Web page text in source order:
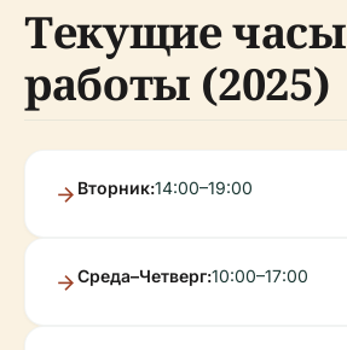
Текущие часы
работы (2025)
Вторник:14:00–19:00
Среда–Четверг:10:00–17:00